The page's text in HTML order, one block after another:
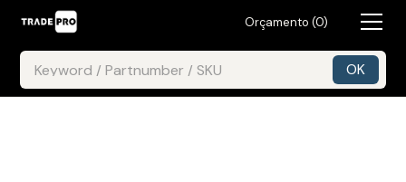
Orçamento (0)